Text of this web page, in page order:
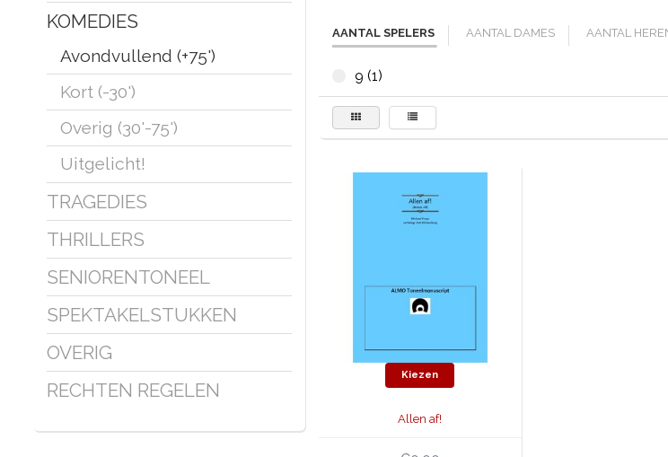
KOMEDIES
Avondvullend (+75')
Kort (-30')
Overig (30'-75')
Uitgelicht!
TRAGEDIES
THRILLERS
SENIORENTONEEL
SPEKTAKELSTUKKEN
OVERIG
RECHTEN REGELEN
AANTAL SPELERS AANTAL DAMES AANTAL
9 (1)
Kiezen
Allen af!